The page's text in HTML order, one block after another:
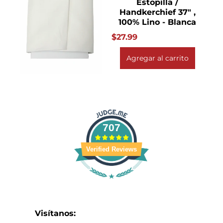
Estopilla /
Handkerchief 37" ,
100% Lino - Blanca
$27.99
Agregar al carrito
707
Verified Reviews
Visítanos: